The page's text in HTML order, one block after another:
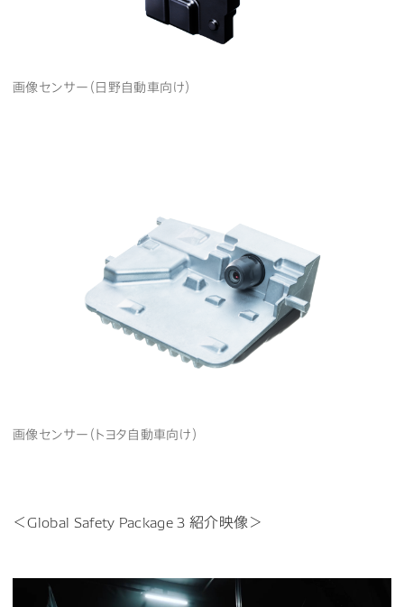
画像センサー（日野自動車向け）
画像センサー（トヨタ自動車向け）
＜Global Safety Package 3 紹介映像＞